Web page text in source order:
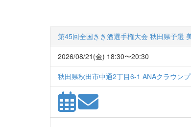
第45回全国きき酒選手権大会 秋田県予選
2026/08/21(金) 18:30〜20:30
秋田県秋田市中通2丁目6-1 ANAクラウン